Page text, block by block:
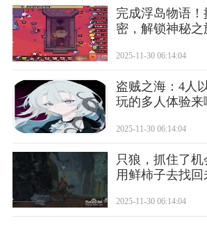
完成浮岛物语
密，解锁神秘之
2025-11-30 06:14:04
盗贼之海：4人
玩的多人体验来
2025-11-30 06:14:04
只狼，抓住了机
用鲜柿子去找回
2025-11-30 06:14:04